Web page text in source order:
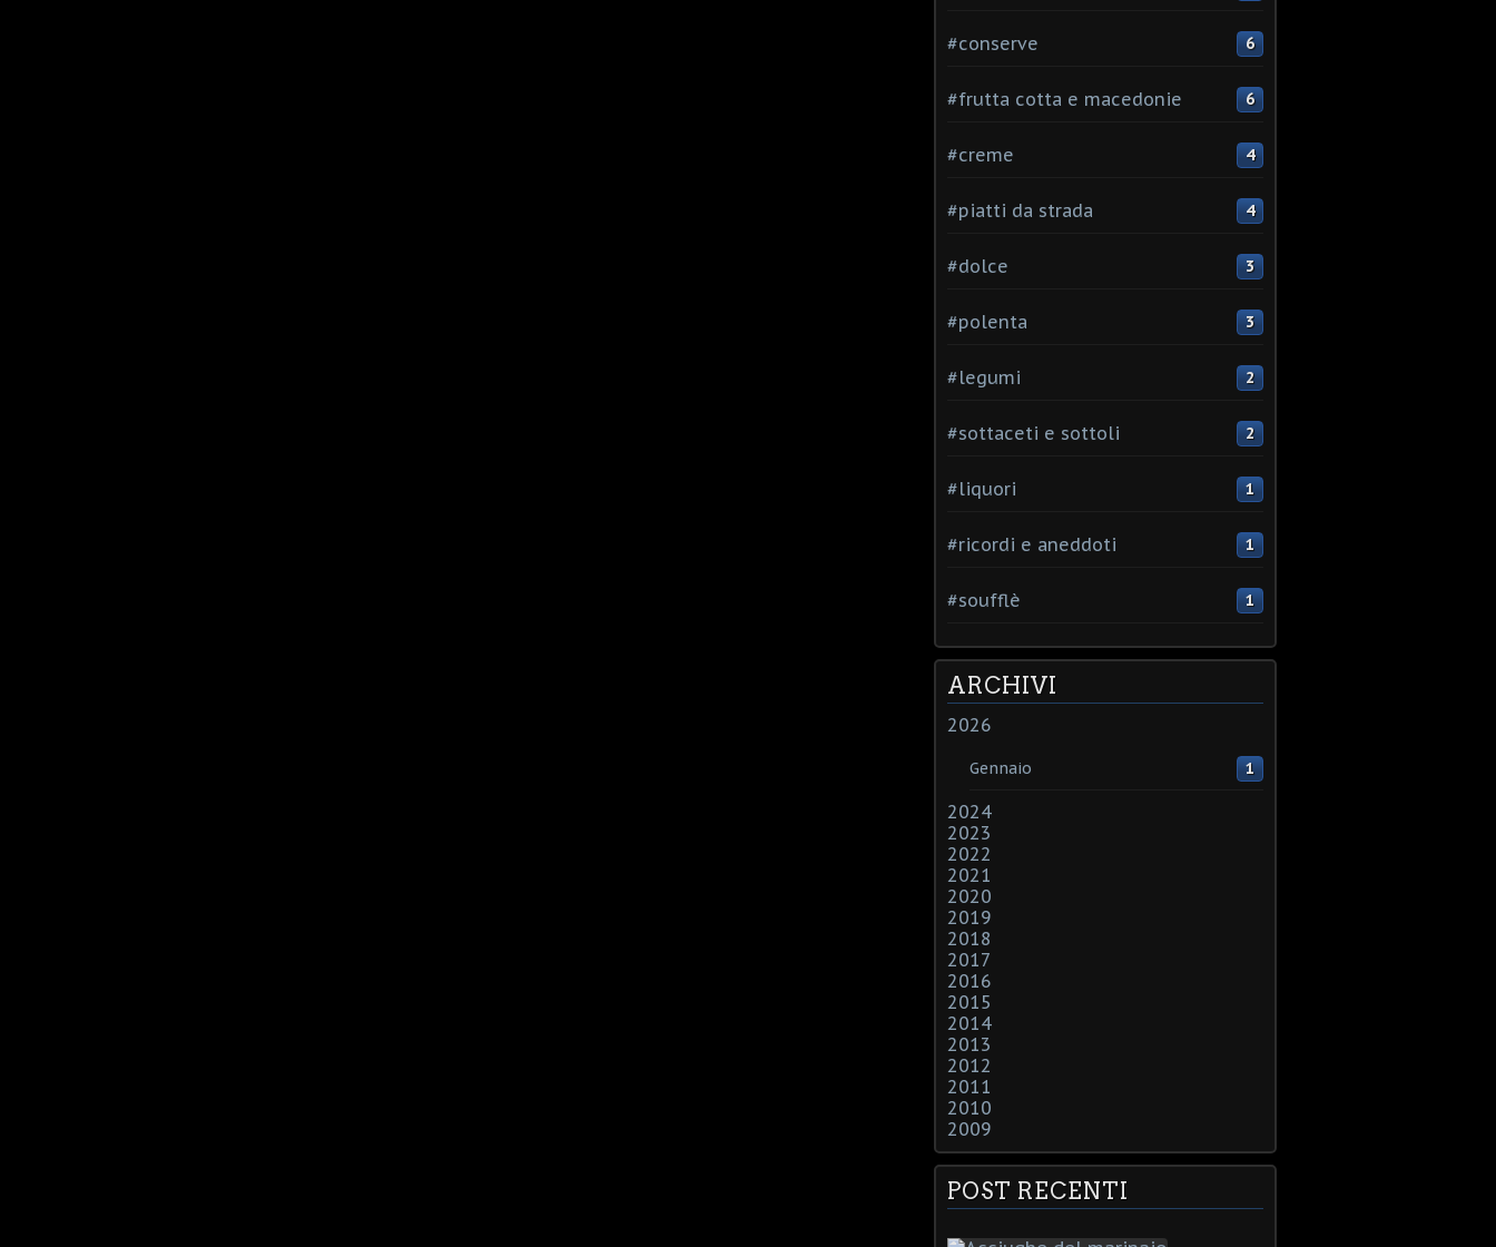
#conserve 6
#frutta cotta e macedonie 6
#creme 4
#piatti da strada 4
#dolce 3
#polenta 3
#legumi 2
#sottaceti e sottoli 2
#liquori 1
#ricordi e aneddoti 1
#soufflè 1
ARCHIVI
2026
Gennaio 1
2024
2023
2022
2021
2020
2019
2018
2017
2016
2015
2014
2013
2012
2011
2010
2009
POST RECENTI